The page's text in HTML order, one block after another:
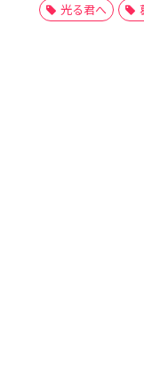
光る君へ